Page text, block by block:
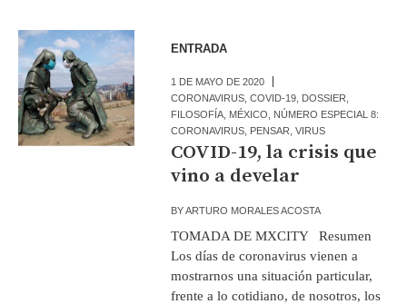
ENTRADA
1 DE MAYO DE 2020
CORONAVIRUS ,COVID-19 DOSSIER
FILOSOFÍA MÉXICO
NÚMERO ESPECIAL 8:
CORONAVIRUS PENSAR ,VIRUS
COVID-19, la crisis que
vino a develar
BYARTURO MORALES ACOSTA
TOMADA DE MXCITY Resumen
Los días de coronavirus vienen a
mostrarnos una situación particular,
frente a lo cotidiano, de nosotros, los